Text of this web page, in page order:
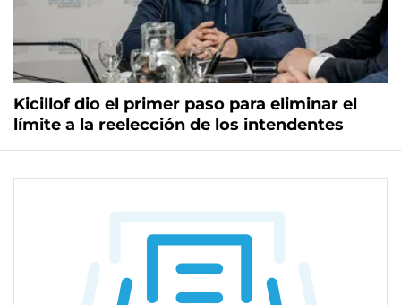
Kicillof dio el primer paso para eliminar el
límite a la reelección de los intendentes